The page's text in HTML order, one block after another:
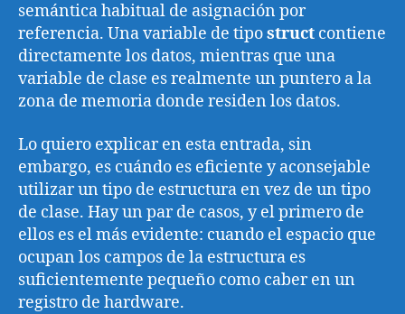
semántica habitual de asignación por
referencia. Una variable de tipostruct contiene
directamente los datos, mientras que una
variable de clase es realmente un puntero a la
zona de memoria donde residen los datos.
Lo quiero explicar en esta entrada, sin
embargo, es cuándo es eficiente y aconsejable
utilizar un tipo de estructura en vez de un tipo
de clase. Hay un par de casos, y el primero de
ellos es el más evidente: cuando el espacio que
ocupan los campos de la estructura es
suficientemente pequeño como caber en un
registro de hardware.